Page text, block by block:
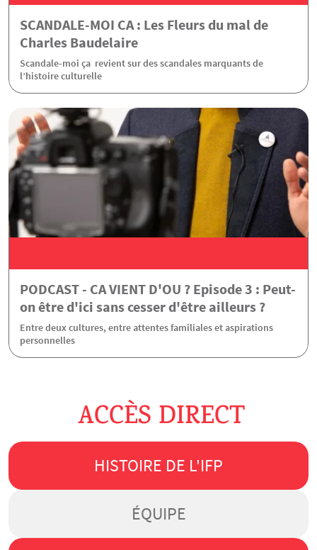
SCANDALE-MOI CA : Les Fleurs du mal de
Charles Baudelaire
Scandale-moi ça revient sur des scandales marquants de
l’histoire culturelle
PODCAST - CA VIENT D'OU ? Episode 3 : Peut-
on être d'ici sans cesser d'être ailleurs ?
Entre deux cultures, entre attentes familiales et aspirations
personnelles
ACCÈS DIRECT
HISTOIRE DE L'IFP
ÉQUIPE